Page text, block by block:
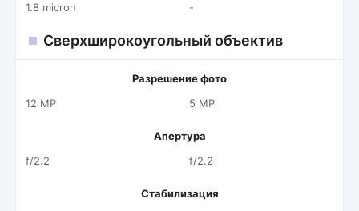
1.8 micron
-
Сверхширокоугольный объектив
Разрешение фото
12 MP
5 MP
Апертура
f/2.2
f/2.2
Стабилизация